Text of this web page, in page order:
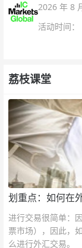
2026 年 8
活动时间
荔枝课堂
划重点：如何在
进行交易很简单：
票市场），因此，
么进行外汇交易。